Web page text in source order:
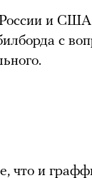
России и
с
что и